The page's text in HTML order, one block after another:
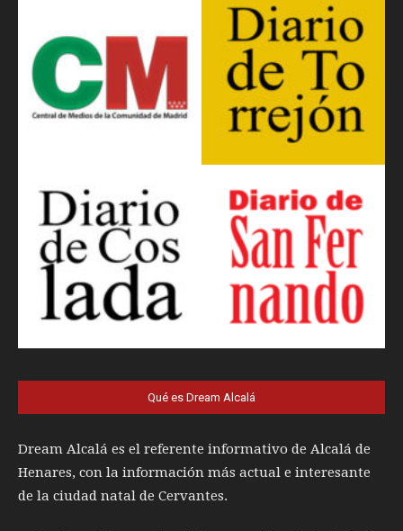
Qué es Dream Alcalá
Dream Alcalá es el referente informativo de Alcalá de
Henares, con la información más actual e interesante
de la ciudad natal de Cervantes.